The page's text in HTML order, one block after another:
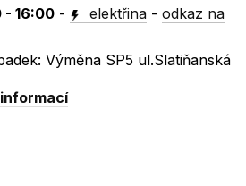
- 16:00 - elektřina -odkaz na
Výměna SP5 ul.Slatiňanská